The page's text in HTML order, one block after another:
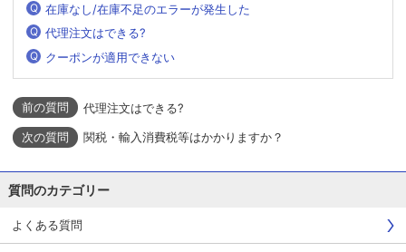
在庫なし/在庫不足のエラーが発生した
代理注文はできる?
クーポンが適用できない
代理注文はできる?
関税・輸入消費税等はかかりますか？
質問のカテゴリー
よくある質問